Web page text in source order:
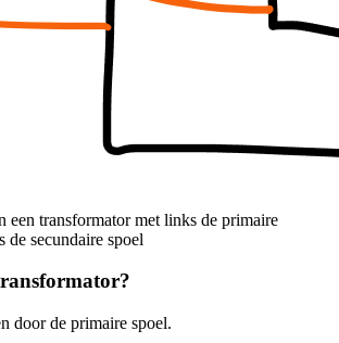
een transformator met links de primaire
de secundaire spoel
door de primaire spoel.